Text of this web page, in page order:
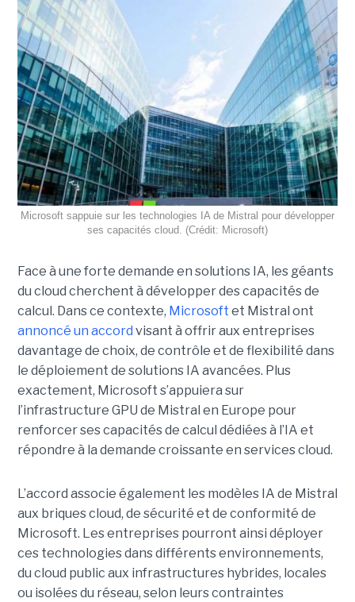
Microsoft sappuie sur les technologies IA de Mistral pour développer
ses capacités cloud. (Crédit: Microsoft)
Face à une forte demande en solutions IA, les géants
du cloud cherchent à développer des capacités de
calcul. Dans ce contexte, Microsoft et Mistral ont
annoncé un accord visant à offrir aux entreprises
davantage de choix, de contrôle et de flexibilité dans
le déploiement de solutions IA avancées. Plus
exactement, Microsoft s’appuiera sur
l’infrastructure GPU de Mistral en Europe pour
renforcer ses capacités de calcul dédiées à l’IA et
répondre à la demande croissante en services cloud.
L’accord associe également les modèles IA de Mistral
aux briques cloud, de sécurité et de conformité de
Microsoft. Les entreprises pourront ainsi déployer
ces technologies dans différents environnements,
du cloud public aux infrastructures hybrides, locales
ou isolées du réseau, selon leurs contraintes